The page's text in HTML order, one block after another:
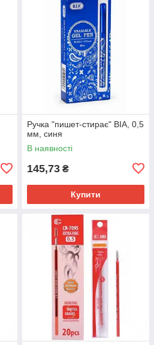
Ручка "пишет-стирає" BIA, 0,5
мм, синя
В наявності
145,73 ₴
Купити